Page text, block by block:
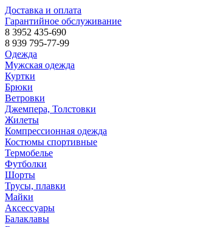
Доставка и оплата
Гарантийное обслуживание
8 3952 435-690
8 939 795-77-99
Одежда
Мужская одежда
Куртки
Брюки
Ветровки
Джемпера, Толстовки
Жилеты
Компрессионная одежда
Костюмы спортивные
Термобелье
Футболки
Шорты
Трусы, плавки
Майки
Аксессуары
Балаклавы